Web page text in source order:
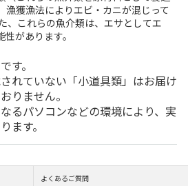
漁獲漁法によりエビ・カニが混じって
、これらの魚介類は、エサとしてエ
があります。
す。
れていない「小道具類」はお届け
りません。
るパソコンなどの環境により、実
ます。
よくあるご質問